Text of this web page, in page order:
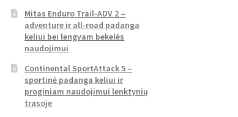
Mitas Enduro Trail-ADV 2 –
adventure ir all-road padanga
keliui bei lengvam bekelės
naudojimui
Continental SportAttack 5 –
sportinė padanga keliui ir
proginiam naudojimui lenktynių
trasoje